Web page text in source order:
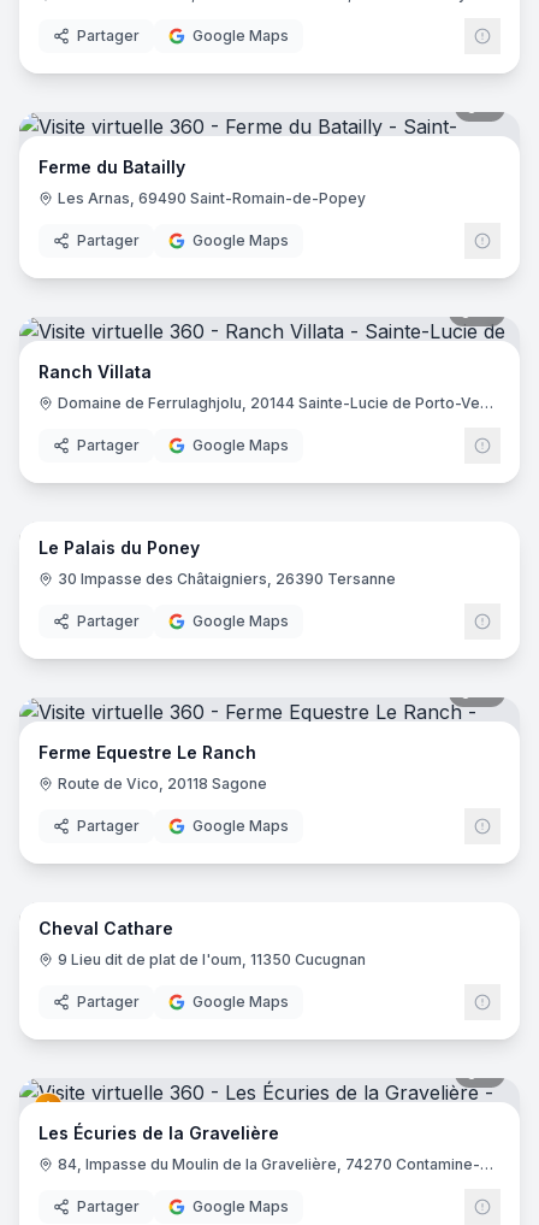
Partager Google Maps
Ferme du Batailly
Les Arnas, 69490 Saint-Romain-de-Popey
Partager Google Maps
Ranch Villata
Domaine de Ferrulaghjolu, 20144 Sainte-Lucie de Porto-Vecchio
Partager Google Maps
11
Le Palais du Poney
30 Impasse des Châtaigniers, 26390 Tersanne
Partager Google Maps
Ferme Equestre Le Ranch
Route de Vico, 20118 Sagone
Partager Google Maps
7
Cheval Cathare
9 Lieu dit de plat de l'oum, 11350 Cucugnan
Partager Google Maps
Les Écuries de la Gravelière
84, Impasse du Moulin de la Gravelière, 74270 Contamine-Sarzin
Partager Google Maps